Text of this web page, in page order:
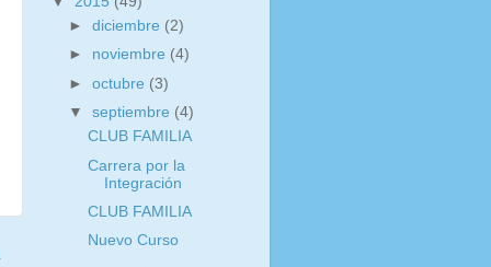
►diciembre (2)
► noviembre (4)
►octubre (3)
▼septiembre (4)
CLUB FAMILIA
Carrera por la
Integración
CLUB FAMILIA
Nuevo Curso